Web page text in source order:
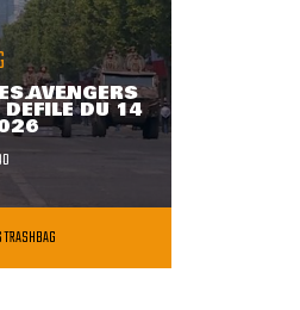
AVENGERS
DÉFILÉ DU 14